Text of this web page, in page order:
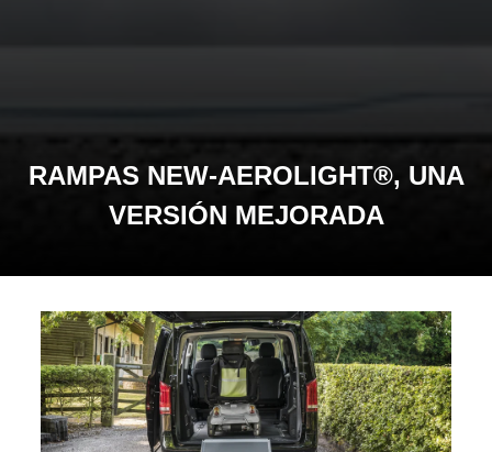
RAMPAS NEW-AEROLIGHT®, UNA
VERSIÓN MEJORADA